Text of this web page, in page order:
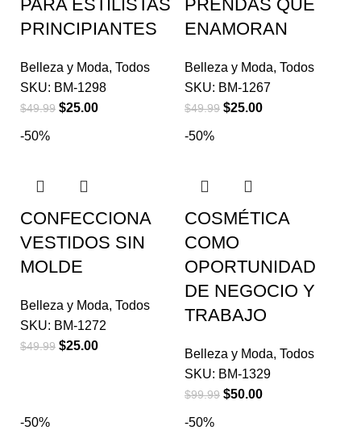
PARA ESTILISTAS
PRINCIPIANTES
Belleza y Moda, Todos
SKU: BM-1298
$49.99 $25.00
PRENDAS QUE
ENAMORAN
Belleza y Moda, Todos
SKU: BM-1267
$49.99 $25.00
-50%
CONFECCIONA
VESTIDOS SIN
MOLDE
Belleza y Moda, Todos
SKU: BM-1272
$49.99 $25.00
-50%
COSMÉTICA
COMO
OPORTUNIDAD
DE NEGOCIO Y
TRABAJO
Belleza y Moda, Todos
SKU: BM-1329
$99.99 $50.00
-50% -50%